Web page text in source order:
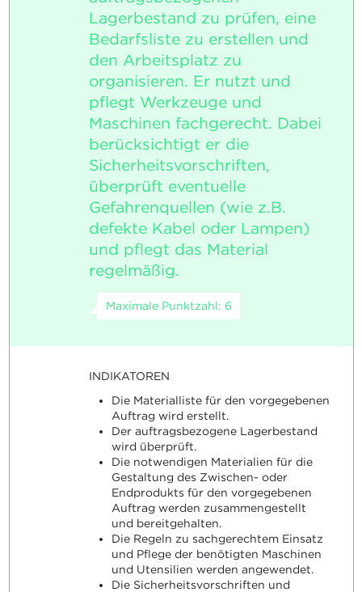
Lagerbestand zu prüfen, eine
Bedarfsliste zu erstellen und
den Arbeitsplatz zu
organisieren. Er nutzt und
pflegt Werkzeuge und
Maschinen fachgerecht. Dabei
berücksichtigt er die
Sicherheitsvorschriften,
überprüft eventuelle
Gefahrenquellen (wie z.B.
defekte Kabel oder Lampen)
und pflegt das Material
regelmäßig.
Maximale Punktzahl: 6
INDIKATOREN
Die Materialliste für den vorgegebenen
Auftrag wird erstellt.
Der auftragsbezogene Lagerbestand
wird überprüft.
Die notwendigen Materialien für die
Gestaltung des Zwischen- oder
Endprodukts für den vorgegebenen
Auftrag werden zusammengestellt
und bereitgehalten.
Die Regeln zu sachgerechtem Einsatz
und Pflege der benötigten Maschinen
und Utensilien werden angewendet.
Die Sicherheitsvorschriften und